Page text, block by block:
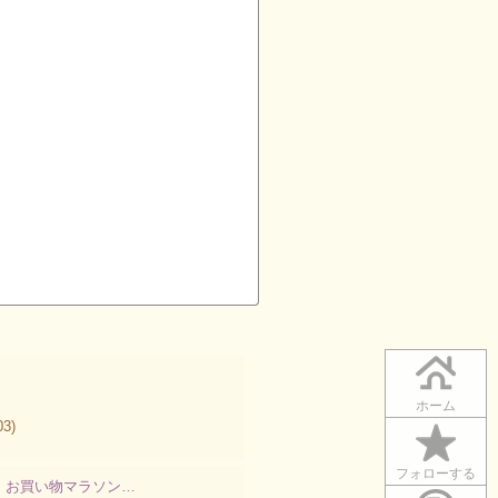
ホーム
フォローする
お買い物マラソン…